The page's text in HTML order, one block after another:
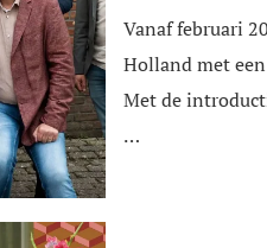
Vanaf februari
Holland met
Met de
…